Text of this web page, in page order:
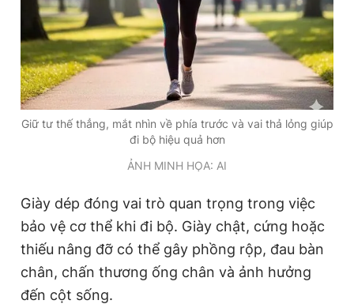
Giữ tư thế thẳng, mắt nhìn về phía trước và vai thả lỏng giúp
đi bộ hiệu quả hơn
ẢNH MINH HỌA: AI
Giày dép đóng vai trò quan trọng trong việc
bảo vệ cơ thể khi đi bộ. Giày chật, cứng hoặc
thiếu nâng đỡ có thể gây phồng rộp, đau bàn
chân, chấn thương ống chân và ảnh hưởng
đến cột sống.